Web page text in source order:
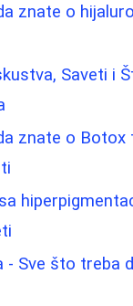
znate o
Saveti i
znate o Botox
- Sve što treba